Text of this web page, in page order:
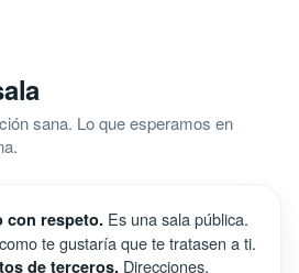
sana. Lo que esperamos en
con respeto. Es una sala pública.
te gustaría que te tratasen a ti.
de terceros. Direcciones,